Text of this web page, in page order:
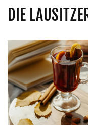
DIE